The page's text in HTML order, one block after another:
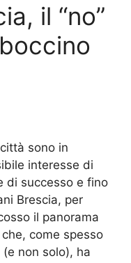
il “no”
sono in
interesse di
di successo e fino
Brescia, per
il panorama
come spesso
non solo), ha